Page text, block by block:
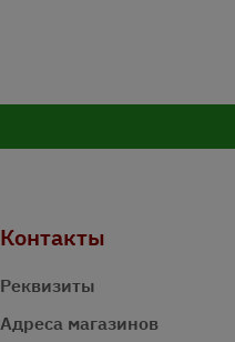
Контакты
Реквизиты
Адреса магазинов